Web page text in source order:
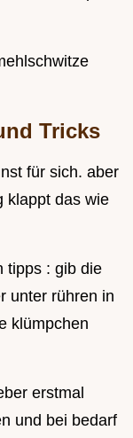
Tricks
für sich. aber
klappt das wie
tipps : gib die
unter rühren in
klümpchen
erstmal
und bei bedarf